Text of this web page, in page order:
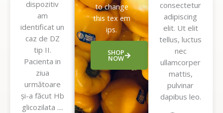
dispozitiv
am
identificat un
caz de DZ
tip II.
Pacienta in
ziua
următoare
și-a făcut Hb
glicozilata ....
to change
this tex em
ips.
SHOP
NOW
consectetur
adipiscing
elit. Ut elit
tellus, luctus
nec
ullamcorper
mattis,
pulvinar
dapibus leo.